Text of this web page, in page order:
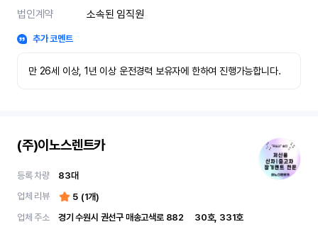
법인계약
소속된 임직원
추가 코멘트
만 26세 이상, 1년 이상 운전경력 보유자에 한하여 진행가능합니다.
(주)이노스렌트카
등록 차량 83대
업체 리뷰
5 (1개)
업체 주소
경기 수원시 권선구 매송고색로 882	30호, 331호